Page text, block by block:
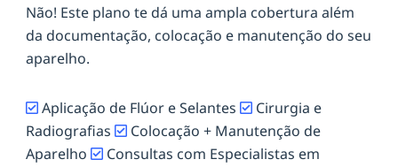
Não! Este plano te dá uma ampla cobertura além
da documentação, colocação e manutenção do seu
aparelho.
Aplicação de Flúor e Selantes
Cirurgia e
Radiografias
Colocação + Manutenção de
Aparelho
Consultas com Especialistas em